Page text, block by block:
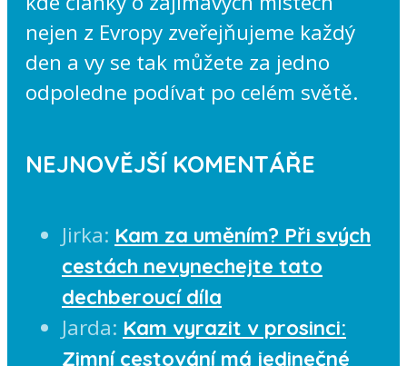
nejen z Evropy zveřejňujeme každý
den a vy se tak můžete za jedno
odpoledne podívat po celém světě.
NEJNOVĚJŠÍ KOMENTÁŘE
Jirka: Kam za uměním? Při svých
cestách nevynechejte tato
dechberoucí díla
Jarda: Kam vyrazit v prosinci:
Zimní cestování má jedinečné